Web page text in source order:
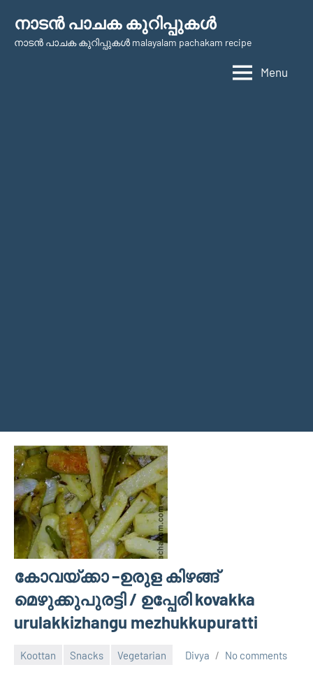
content
നാടന്‍ പാചക കുറിപ്പുകള്‍
നാടന്‍ പാചക കുറിപ്പുകള്‍ malayalam pachakam recipe
Menu
കോവയ്ക്കാ –ഉരുള കിഴങ്ങ്
മെഴുക്കുപുരട്ടി / ഉപ്പേരി kovakka
urulakkizhangu mezhukkupuratti
Koottan Snacks Vegetarian Divya No comments